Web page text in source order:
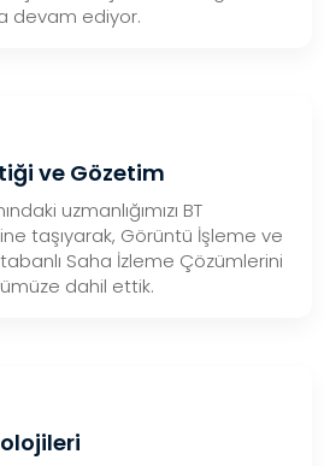
devam ediyor.
ve Gözetim
uzmanlığımızı BT
taşıyarak, Görüntü İşleme ve
Saha İzleme Çözümlerini
dahil ettik.